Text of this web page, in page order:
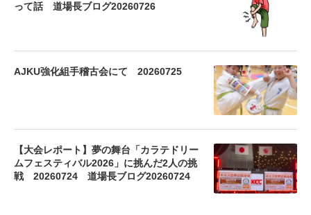
って話 道場長ブログ20260726
AJKU強化組手稽古会にて 20260725
【大会レポート】夢の舞台「カラテドリー
ムフェスティバル2026」に挑んだ2人の挑
戦 20260724 道場長ブログ20260724